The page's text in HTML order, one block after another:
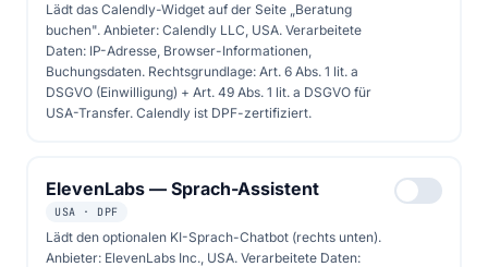
Kostenlose Beratung buchen
Lädt das Calendly-Widget auf der Seite „Beratung
buchen". Anbieter: Calendly LLC, USA. Verarbeitete
Daten: IP-Adresse, Browser-Informationen,
Buchungsdaten. Rechtsgrundlage: Art. 6 Abs. 1 lit. a
DSGVO (Einwilligung) + Art. 49 Abs. 1 lit. a DSGVO für
USA-Transfer. Calendly ist DPF-zertifiziert.
ElevenLabs — Sprach-Assistent
USA · DPF
Lädt den optionalen KI-Sprach-Chatbot (rechts unten).
Anbieter: ElevenLabs Inc., USA. Verarbeitete Daten: